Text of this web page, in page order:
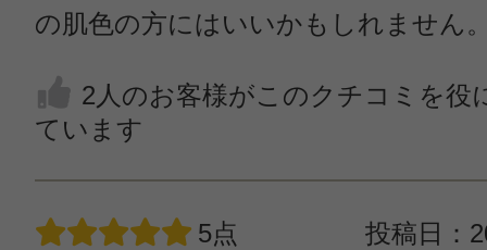
の肌色の方にはいいかもしれません
2人のお客様がこのクチコミを役
ています
5点 投稿日：